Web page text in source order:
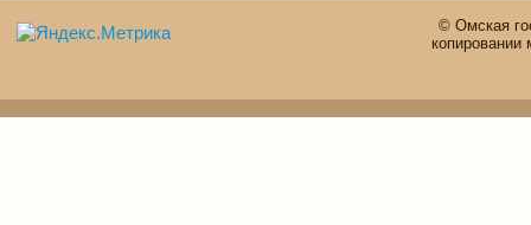
© Омская
копировании